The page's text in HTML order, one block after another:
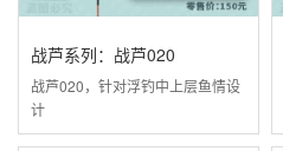
战芦系列：战芦020
战芦020，针对浮钓中上层鱼情设
计